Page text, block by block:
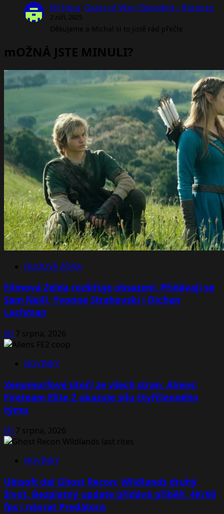
Jiří Hora: Gears of War: Reloaded – Recenze
2 září, 2025
Děkujeme a Michal si to jistě rád přečte
mOŽNÁ JSTE MINULI?
FILMOVÁ ZÓNA
Filmová Zelda rozšiřuje obsazení. Přidávají se
Sam Neill, Yvonne Strahovski i Dichen
Lachman
Jiří7 srpna, 2026
NOVINKY
Xenomorfové útočí ze všech stran. Aliens:
Fireteam Elite 2 ukazuje sílu čtyřčlenného
týmu
Jiří7 srpna, 2026
NOVINKY
Ubisoft dal Ghost Recon: Wildlands druhý
život. Bezplatný update přidává příběh, 4K/60
fps i návrat Predátora